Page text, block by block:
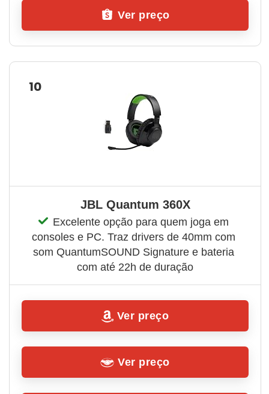
Ver preço
10
JBL Quantum 360X
Excelente opção para quem joga em
consoles e PC. Traz drivers de 40mm com
som QuantumSOUND Signature e bateria
com até 22h de duração
Ver preço
Ver preço